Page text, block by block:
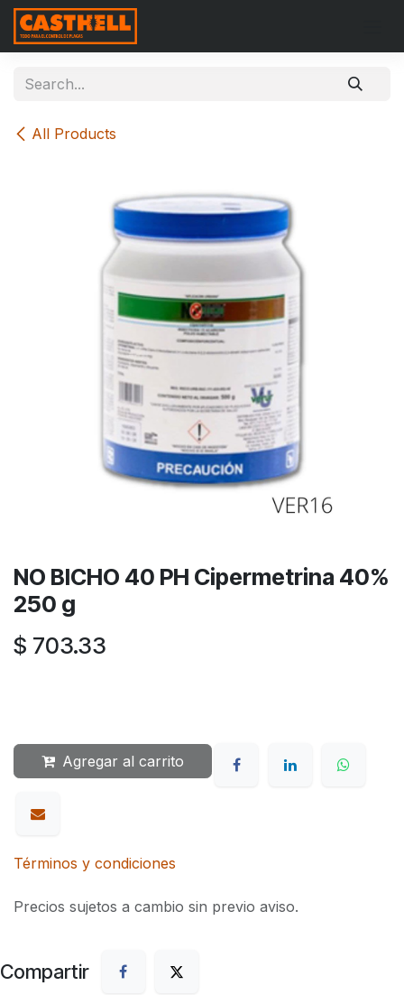
Skip to Content
All Products
NO BICHO 40 PH Cipermetrina 40%
250 g
$ 703.33
Agregar al carrito
Términos y condiciones
Precios sujetos a cambio sin previo aviso.
Compartir